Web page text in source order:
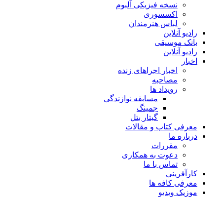
نسخه فیزیکی آلبوم
اکسسوری
لباس هنرمندان
رادیو آنلاین
بانک موسیقی
رادیو آنلاین
اخبار
اخبار اجراهای زنده
مصاحبه
رویداد ها
مسابقه نوازندگی
جمینگ
گیتار بتل
معرفی کتاب و مقالات
درباره ما
مقررات
دعوت به همکاری
تماس با ما
کارآفرینی
معرفی کافه ها
موزیک ویدیو